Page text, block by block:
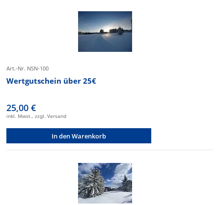
Art.-Nr. NSN-100
Wertgutschein über 25€
25,00 €
inkl. Mwst., zzgl. Versand
In den Warenkorb